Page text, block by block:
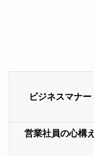
ビジネスマナー
営業社員の心構え